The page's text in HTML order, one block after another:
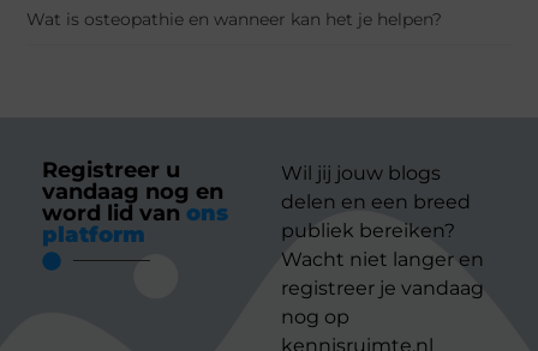
Wat is osteopathie en wanneer kan het je helpen?
Registreer u
vandaag nog en
word lid van ons
platform
Wil jij jouw blogs
delen en een breed
publiek bereiken?
Wacht niet langer en
registreer je vandaag
nog op
kennisruimte.nl